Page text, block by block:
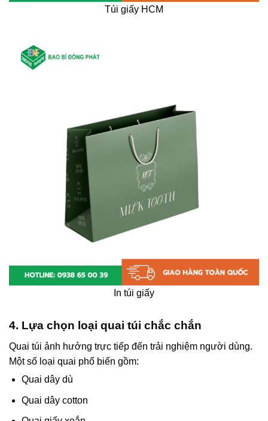
Túi giấy HCM
In túi giấy
4. Lựa chọn loại quai túi chắc chắn
Quai túi ảnh hưởng trực tiếp đến trải nghiệm người dùng.
Một số loại quai phổ biến gồm:
Quai dây dù
Quai dây cotton